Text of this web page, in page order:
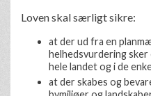
Loven skal særligt sikre:
at der ud fra en
helhedsvurdering
hele landet og i de
at der skabes og